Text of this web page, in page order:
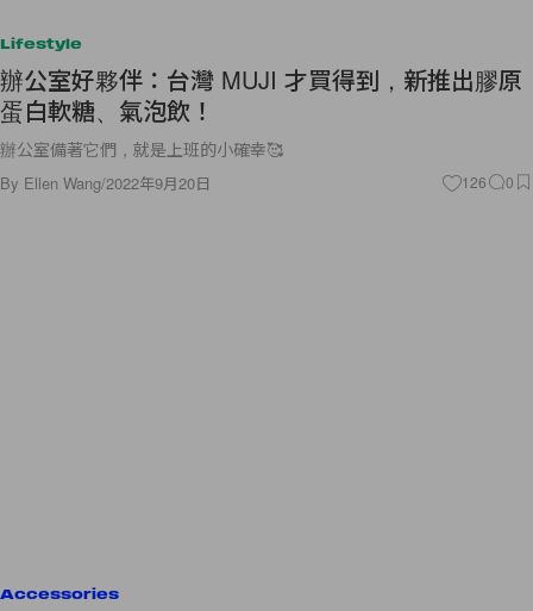
Lifestyle
辦公室好夥伴：台灣 MUJI 才買得到，新推出膠原
蛋白軟糖、氣泡飲！
辦公室備著它們，就是上班的小確幸🥰
By Ellen Wang/2022年9月20日 126 0
Accessories